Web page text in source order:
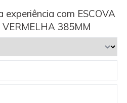
experiência com ESCOVA
VERMELHA 385MM